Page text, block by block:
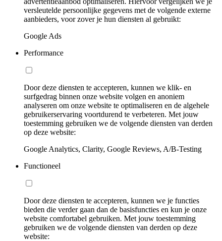
versleutelde persoonlijke gegevens met de volgende externe
aanbieders, voor zover je hun diensten al gebruikt:
Google Ads
Performance
Door deze diensten te accepteren, kunnen we klik- en
surfgedrag binnen onze website volgen en anoniem
analyseren om onze website te optimaliseren en de algehele
gebruikerservaring voortdurend te verbeteren. Met jouw
toestemming gebruiken we de volgende diensten van derden
op deze website:
Google Analytics, Clarity, Google Reviews, A/B-Testing
Functioneel
Door deze diensten te accepteren, kunnen we je functies
bieden die verder gaan dan de basisfuncties en kun je onze
website comfortabel gebruiken. Met jouw toestemming
gebruiken we de volgende diensten van derden op deze
website: